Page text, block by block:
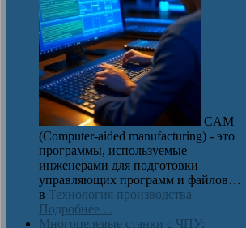
CAM –
(Computer-aided manufacturing) - это
программы, используемые
инженерами для подготовки
управляющих программ и файлов…
в Технология производства
Подробнее ...
Многоцелевые станки с ЧПУ: